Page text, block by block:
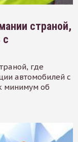
страной,
с
где
автомобилей с
минимум об